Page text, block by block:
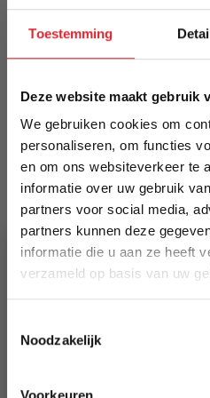
Toestemming
Deze website maakt gebruik
We gebruiken cookies om
personaliseren, om functies
en om ons websiteverkeer te
informatie over uw gebruik
partners voor social media,
partners kunnen deze
informatie die u aan ze heeft
verzameld op basis van uw
Noodzakelijk
Voorkeuren
onderscheidend patroon.
Verkrijgbaar in diverse
vloerdoppen en viltjes.
personen.
Meer
Merk
Dimehouse
EAN
8720239818277
Prijs